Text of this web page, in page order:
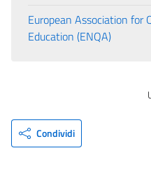
European Association for
Education (ENQA)
Condividi